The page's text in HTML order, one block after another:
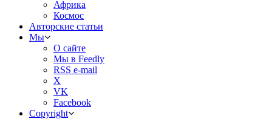
Африка
Космос
Авторские статьи
Мы
О сайте
Мы в Feedly
RSS e-mail
X
VK
Facebook
Copyright